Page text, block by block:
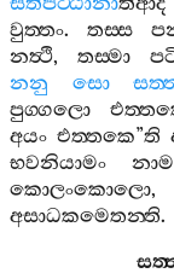
වුත‍්තං. තස‍්ස
නත්‍ථි, තස‍්මා
නනු
සො
පුග‍්ගලො
අයං එත‍්තකෙ”ති
භවනියාමං
නාම
කොලංකොලො
අසාධකමෙතන‍්ති.